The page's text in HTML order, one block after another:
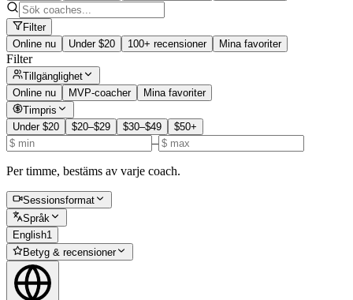
Filter
Online nu
Under $20 100+ recensioner Mina favoriter
Filter
Tillgänglighet
Online nu
MVP-coacher
Mina favoriter
Timpris
Under $20
$20–$29 $30–$49 $50+
–
Per timme, bestäms av varje coach.
Sessionsformat
Språk
English1
Betyg & recensioner